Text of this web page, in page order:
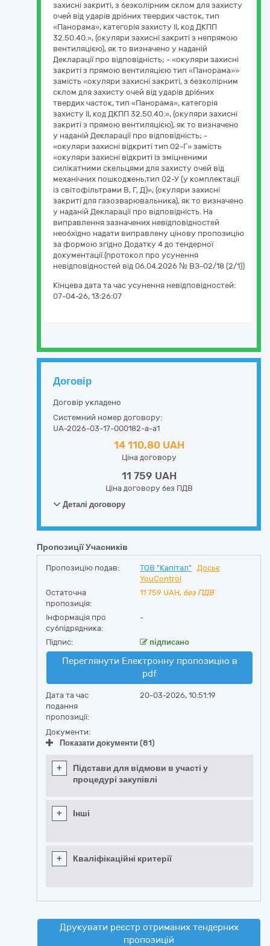
захисні закриті, з безколірним склом для захисту
очей від ударів дрібних твердих часток, тип
«Панорама», категорія захисту II, код ДКПП
32.50.40.», (окуляри захисні закриті з непрямою
вентиляцією), як то визначено у наданій
Декларації про відповідність; - «окуляри захисні
закриті з прямою вентиляцією тип «Панорама»»
замість «окуляри захисні закриті, з безколірним
склом для захисту очей від ударів дрібних
твердих часток, тип «Панорама», категорія
захисту II, код ДКПП 32.50.40.», (окуляри захисні
закриті з прямою вентиляцією), як то визначено
у наданій Декларації про відповідність; -
«окуляри захисні відкриті тип 02-Г» замість
«окуляри захисні відкриті із зміцненими
силікатними скельцями для захисту очей від
механічних пошкоджень,тип 02-У (у комплектації
із світофільтрами В, Г, Д)», (окуляри захисні
закриті для газозварювальника), як то визначено
у наданій Декларації про відповідність. На
виправлення зазначених невідповідностей
необхідно надати виправлену цінову пропозицію
за формою згідно Додатку 4 до тендерної
документації.(протокол про усунення
невідповідностей від 06.04.2026 № ВЗ-02/18 (2/1))
Кінцева дата та час усунення невідповідностей:
07-04-26, 13:26:07
Договір
Договір укладено
Системний номер договору:
UA-2026-03-17-000182-a-a1
14 110,80 UAH
Ціна договору
11 759 UAH
Ціна договору без ПДВ
Деталі договору
Пропозиції Учасників
Пропозицію подав: ТОВ "Капітал"
Досьє
YouControl
Остаточна
пропозиція:
11 759 UAH, без ПДВ
Інформація про
субпідрядника:
-
Підпис: підписано
Переглянути Електронну пропозицію в
pdf
Дата та час
подання
пропозиції:
20-03-2026, 10:51:19
Документи:
Показати документи (81)
+
Підстави для відмови в участі у
процедурі закупівлі
+ Інші
+ Кваліфікаційні критерії
Друкувати реєстр отриманих тендерних
пропозицій